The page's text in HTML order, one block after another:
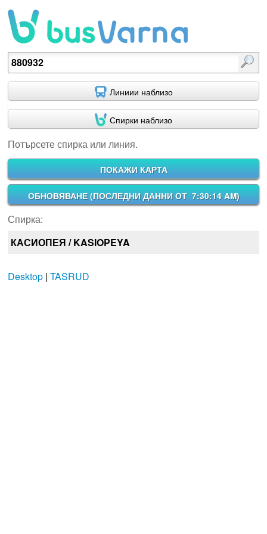
Потърсете спирка или линия.
Линиии наблизо
Спирки наблизо
Потърсете спирка или линия.
ПОКАЖИ КАРТА
ОБНОВЯВАНЕ (ПОСЛЕДНИ ДАННИ ОТ 7:30:14 AM)
Спирка:
КАСИОПЕЯ / KASIOPEYA
Desktop| TASRUD